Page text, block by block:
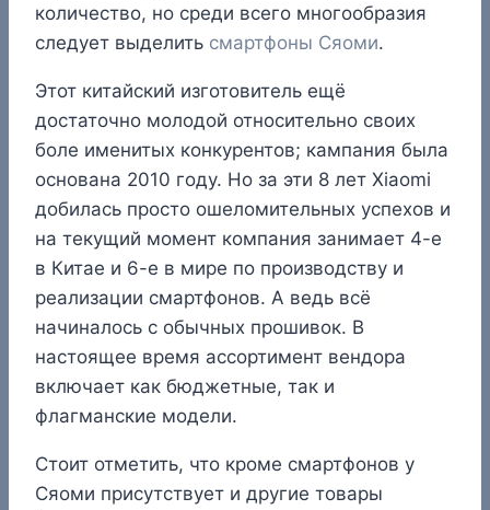
количество, но среди всего многообразия
следует выделить смартфоны Сяоми.
Этот китайский изготовитель ещё
достаточно молодой относительно своих
боле именитых конкурентов; кампания была
основана 2010 году. Но за эти 8 лет Xiaomi
добилась просто ошеломительных успехов и
на текущий момент компания занимает 4-е
в Китае и 6-е в мире по производству и
реализации смартфонов. А ведь всё
начиналось с обычных прошивок. В
настоящее время ассортимент вендора
включает как бюджетные, так и
флагманские модели.
Стоит отметить, что кроме смартфонов у
Сяоми присутствует и другие товары